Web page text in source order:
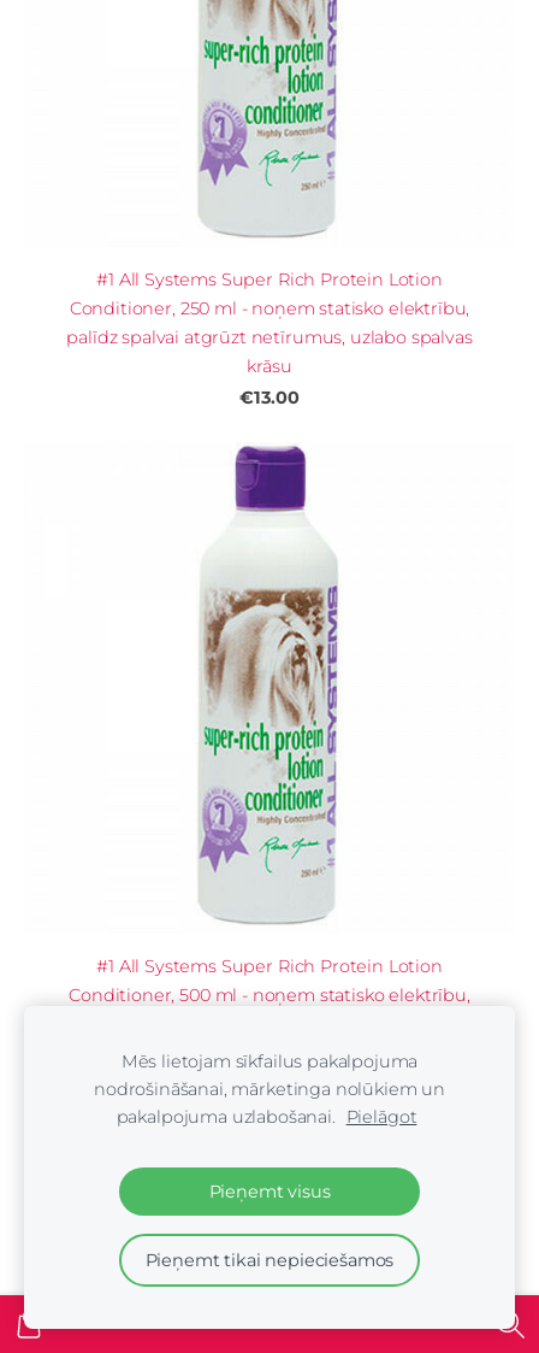
#1 All Systems Super Rich Protein Lotion
Conditioner, 250 ml - noņem statisko elektrību,
palīdz spalvai atgrūzt netīrumus, uzlabo spalvas
krāsu
€13.00
#1 All Systems Super Rich Protein Lotion
Conditioner, 500 ml - noņem statisko elektrību,
krāsu
€21.00
Mēs lietojam sīkfailus pakalpojuma
nodrošināšanai, mārketinga nolūkiem un
pakalpojuma uzlabošanai.
Pielāgot
Pieņemt visus
Pieņemt tikai nepieciešamos